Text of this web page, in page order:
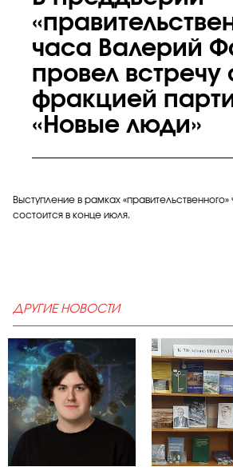
часа Валерий
провел встречу
фракцией
«Новые люди»
Выступление в рамках
состоится в конце июля.
ДРУГИЕ НОВОСТИ